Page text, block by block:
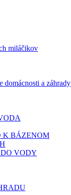
miláčikov
domácnosti a záhrady
K BÁZENOM
VODY